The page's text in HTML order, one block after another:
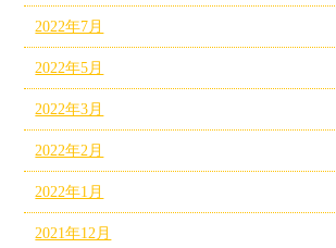
2022年7月
2022年5月
2022年3月
2022年2月
2022年1月
2021年12月